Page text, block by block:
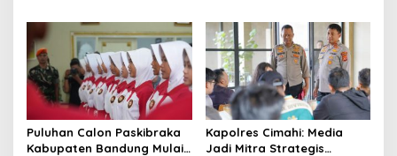
Alternatif di Padalarang
Pengurangan Belanja
Daerah
Puluhan Calon Paskibraka
Kabupaten Bandung Mulai
Kapolres Cimahi: Media
Jadi Mitra Strategis